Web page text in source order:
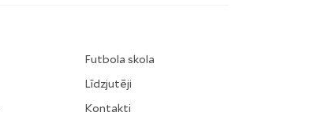
Futbola skola
Līdzjutēji
Kontakti